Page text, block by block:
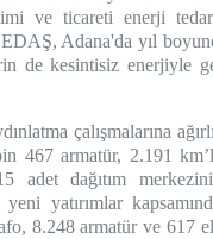
ve ticareti enerji
Adana'da yıl
de kesintisiz enerjiyle
çalışmalarına
467 armatür, 2.191
adet dağıtım
yeni yatırımlar
8.248 armatür ve 617